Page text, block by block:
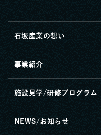
石坂産業の想い
事業紹介
施設見学/研修プログラム
NEWS/お知らせ